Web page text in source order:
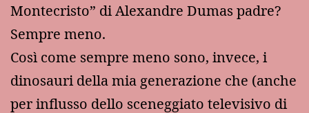
Montecristo” di Alexandre Dumas padre?
Sempre meno.
Così come sempre meno sono, invece, i
dinosauri della mia generazione che (anche
per influsso dello sceneggiato televisivo di